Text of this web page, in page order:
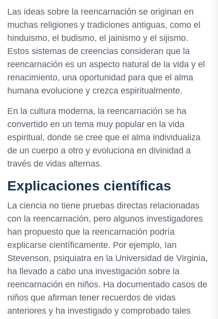
Las ideas sobre la reencarnación se originan en
muchas religiones y tradiciones antiguas, como el
hinduismo, el budismo, el jainismo y el sijismo.
Estos sistemas de creencias consideran que la
reencarnación es un aspecto natural de la vida y el
renacimiento, una oportunidad para que el alma
humana evolucione y crezca espiritualmente.
En la cultura moderna, la reencarnación se ha
convertido en un tema muy popular en la vida
espiritual, donde se cree que el alma individualiza
de un cuerpo a otro y evoluciona en divinidad a
través de vidas alternas.
Explicaciones científicas
La ciencia no tiene pruebas directas relacionadas
con la reencarnación, pero algunos investigadores
han propuesto que la reencarnación podría
explicarse científicamente. Por ejemplo, Ian
Stevenson, psiquiatra en la Universidad de Virginia,
ha llevado a cabo una investigación sobre la
reencarnación en niños. Ha documentado casos de
niños que afirman tener recuerdos de vidas
anteriores y ha investigado y comprobado tales